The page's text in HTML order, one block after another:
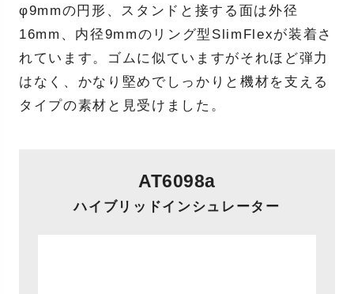
φ9mmの円形、スタンドと接する面は外径
16mm、内径9mmのリング型SlimFlexが装着さ
れています。ゴムに似ていますがそれほど弾力
はなく、かなり堅めでしっかりと機材を支える
タイプの素材と見受けました。
AT6098a
ハイブリッドインシュレーター